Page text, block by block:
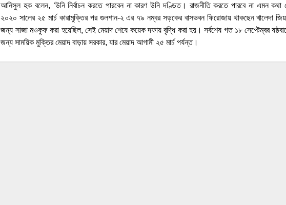
আনিসুল হক বলেন, ‘উনি নির্বাচন করতে পারবেন না কারণ উনি দণ্ডিত। রাজনীতি করতে পারবে না এমন
২০২০ সালের ২৫ মার্চ কারামুক্তির পর গুলশান-২ এর ৭৯ নম্বর সড়কের বাসভবন ফিরোজায় থাকছেন খালেদা
জন্য সাজা মওকুফ করা হয়েছিল, সেই মেয়াদ শেষে কয়েক দফায় বৃদ্ধি করা হয়। সর্বশেষ গত ১৮ সেপ্টেম্বর
জন্য সাময়িক মুক্তির মেয়াদ বাড়ায় সরকার, যার মেয়াদ আগামী ২৫ মার্চ পর্যন্ত।